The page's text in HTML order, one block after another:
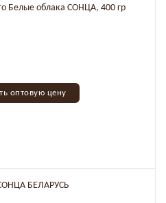
Белые облака СОНЦА, 400 гр
оптовую цену
БЕЛАРУСЬ